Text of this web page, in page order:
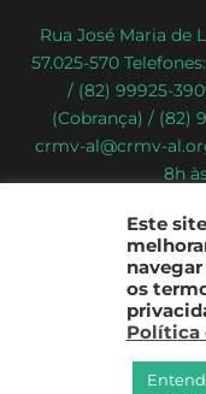
Rua José Maria de
57.025-570
/ (82) 99925-
(Cobrança) / (82)
crmv-al@crmv-
8h
2022 - ©
Este
os
Política